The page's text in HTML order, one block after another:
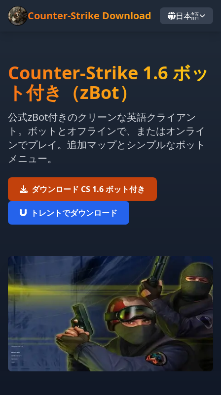
Counter-Strike Download 日本語
Counter-Strike 1.6 ボッ
ト付き（zBot）
公式zBot付きのクリーンな英語クライアン
ト。ボットとオフラインで、またはオンライ
ンでプレイ。追加マップとシンプルなボット
メニュー。
ダウンロード CS 1.6 ボット付き
トレントでダウンロード